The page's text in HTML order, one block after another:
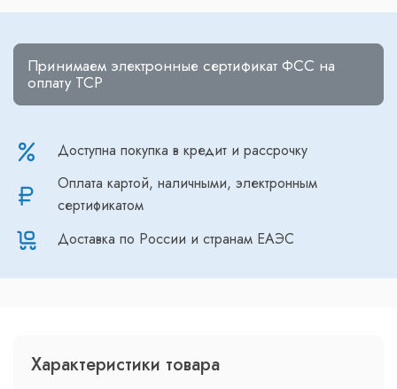
Принимаем электронные сертификат ФСС на
оплату ТСР
Доступна покупка в кредит и рассрочку
Оплата картой, наличными, электронным
сертификатом
Доставка по России и странам ЕАЭС
Характеристики товара